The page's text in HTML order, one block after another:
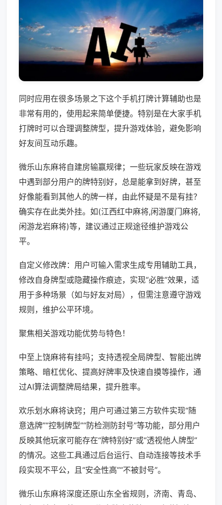
同时应用在很多场景之下这个手机打牌计算辅助也是
非常有用的，使用起来简单便捷。特别是在大家手机
打牌时可以合理调整牌型，提升游戏体验，避免影响
好友间互动乐趣。
微乐山东麻将自建房输赢规律；一些玩家反映在游戏
中遇到部分用户的牌特别好，总是能拿到好牌，甚至
好像能看到其他人的牌一样，由此怀疑是不是有挂？
确实存在此类外挂。如(江西红中麻将,闲游厦门麻将,
闲游龙岩麻将)等，建议通过正规途径维护游戏公
平。
自定义修改牌：用户可输入需求生成专用辅助工具，
修改自身牌型或隐藏操作痕迹，实现“必胜”效果，适
用于多种场景（如与好友对局），但需注意遵守游戏
规则，维护公平环境。
聚焦相关游戏功能优势与特色！
中至上饶麻将有挂吗；支持透视全局牌型、智能出牌
策略、暗杠优化、提高好牌率及快速自摸等操作，通
过AI算法调整牌局结果，提升胜率。
欢乐划水麻将诀窍；用户可通过第三方软件实现“随
意选牌”“控制牌型”“防检测防封号”等功能，部分用户
反映其他玩家可能存在“牌特别好”或“透视他人牌型”
的情况。这些工具通过后台运行、自动连接等技术手
段实现不平公，且“安全性高”“不被封号”。
微乐山东麻将深度还原山东全省规则，济南、青岛、